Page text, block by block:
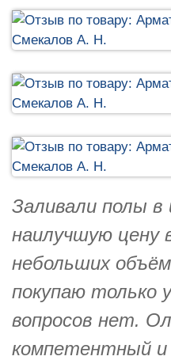
Заливали полы
наилучшую цену
небольших
покупаю только
вопросов нет.
компетентный и